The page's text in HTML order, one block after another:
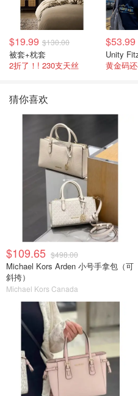
$19.99 $130.00
被套+枕套
2折了！! 230支天丝
$53.99
猜你喜欢
$109.65 $498.00
Michael Kors Arden 小号手拿包（可
斜挎）
Michael Kors Canada